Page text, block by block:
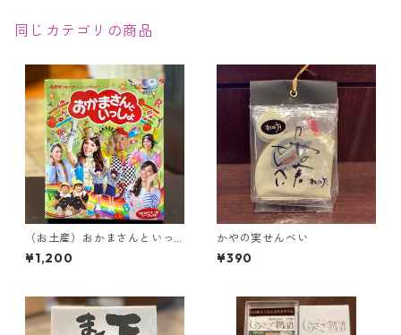
同じカテゴリの商品
（お土産）おかまさんといっ
しょ【16枚入り】＜当館限定
＞
¥1,200
かやの実せんべい
¥390